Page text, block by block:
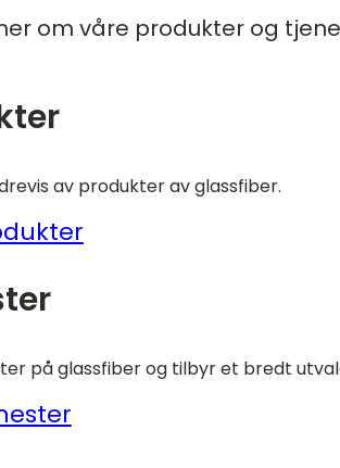
om våre produkter og
av produkter av glassfiber.
på glassfiber og tilbyr et bredt